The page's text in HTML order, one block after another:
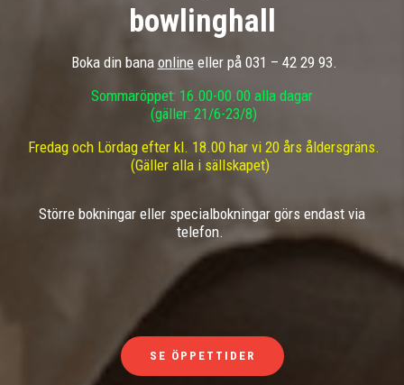
bowlinghall
Boka din bana onlineeller på 031 – 42 29 93.
Sommaröppet: 16.00-00.00 alla dagar
(gäller: 21/6-23/8)
Fredag och Lördag efter kl. 18.00 har vi 20 års åldersgräns.
(Gäller alla i sällskapet)
Större bokningar eller specialbokningar görs endast via
telefon.
SE ÖPPETTIDER